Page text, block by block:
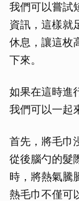
我們可以嘗試
資訊，這樣就
休息，讓這枚
下來。
如果在這時進
我們可以一起
首先，將毛巾
從後腦勺的髮
時，將熱氣騰
熱毛巾不僅可